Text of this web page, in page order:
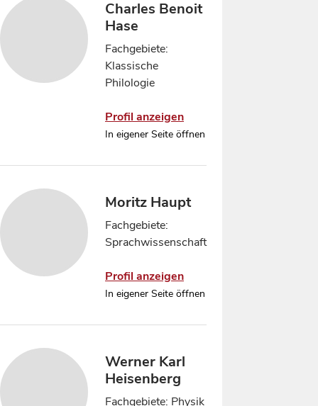
Charles Benoit
Hase
Fachgebiete:
Klassische
Philologie
Profil anzeigen
In eigener Seite öffnen
Moritz Haupt
Fachgebiete:
Sprachwissenschaft
Profil anzeigen
In eigener Seite öffnen
Werner Karl
Heisenberg
Fachgebiete: Physik